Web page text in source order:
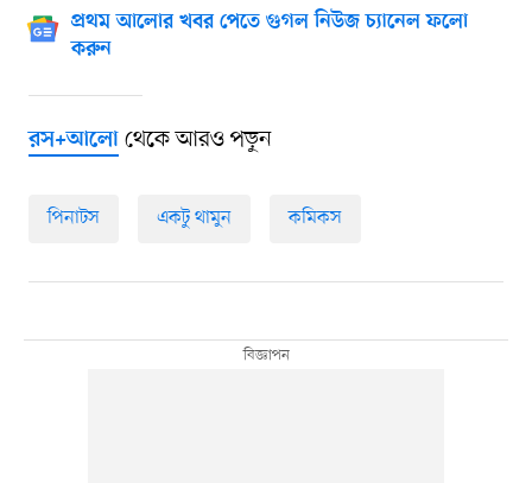
প্রথম আলোর খবর পেতে গুগল নিউজ চ্যানেল ফলো
করুন
রস+আলোথেকে আরও পড়ুন
পিনাটস একটু থামুন কমিকস